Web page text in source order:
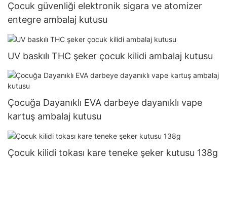
Çocuk güvenliği elektronik sigara ve atomizer
entegre ambalaj kutusu
UV baskılı THC şeker çocuk kilidi ambalaj kutusu
Çocuğa Dayanıklı EVA darbeye dayanıklı vape
kartuş ambalaj kutusu
Çocuk kilidi tokası kare teneke şeker kutusu 138g